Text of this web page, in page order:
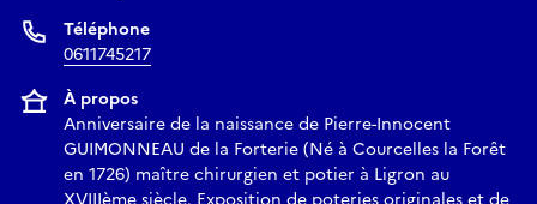
Téléphone
0611745217
À propos
Anniversaire de la naissance de Pierre-Innocent
GUIMONNEAU de la Forterie (Né à Courcelles la Forêt
en 1726) maître chirurgien et potier à Ligron au